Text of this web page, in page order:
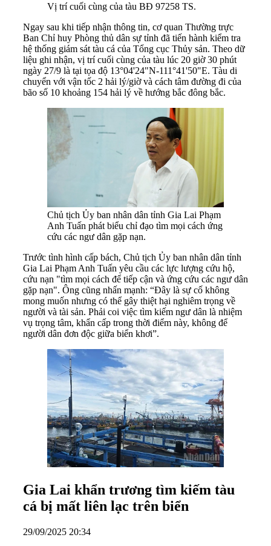
Vị trí cuối cùng của tàu BĐ 97258 TS.
Ngay sau khi tiếp nhận thông tin, cơ quan Thường trực
Ban Chỉ huy Phòng thủ dân sự tỉnh đã tiến hành kiểm tra
hệ thống giám sát tàu cá của Tổng cục Thủy sản. Theo dữ
liệu ghi nhận, vị trí cuối cùng của tàu lúc 20 giờ 30 phút
ngày 27/9 là tại tọa độ 13°04'24"N-111°41'50"E. Tàu di
chuyển với vận tốc 2 hải lý/giờ và cách tâm đường đi của
bão số 10 khoảng 154 hải lý về hướng bắc đông bắc.
Chủ tịch Ủy ban nhân dân tỉnh Gia Lai Phạm
Anh Tuấn phát biểu chỉ đạo tìm mọi cách ứng
cứu các ngư dân gặp nạn.
Trước tình hình cấp bách, Chủ tịch Ủy ban nhân dân tỉnh
Gia Lai Phạm Anh Tuấn yêu cầu các lực lượng cứu hộ,
cứu nạn "tìm mọi cách để tiếp cận và ứng cứu các ngư dân
gặp nạn". Ông cũng nhấn mạnh: “Đây là sự cố không
mong muốn nhưng có thể gây thiệt hại nghiêm trọng về
người và tài sản. Phải coi việc tìm kiếm ngư dân là nhiệm
vụ trọng tâm, khẩn cấp trong thời điểm này, không để
người dân đơn độc giữa biển khơi”.
Gia Lai khẩn trương tìm kiếm tàu
cá bị mất liên lạc trên biển
29/09/2025 20:34